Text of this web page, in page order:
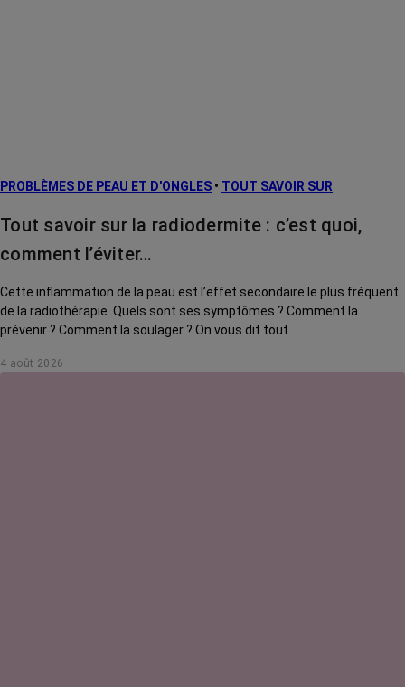
PROBLÈMES DE PEAU ET D'ONGLES • TOUT SAVOIR SUR
Tout savoir sur la radiodermite : c’est quoi,
comment l’éviter…
Cette inflammation de la peau est l’effet secondaire le plus fréquent
de la radiothérapie. Quels sont ses symptômes ? Comment la
prévenir ? Comment la soulager ? On vous dit tout.
4 août 2026